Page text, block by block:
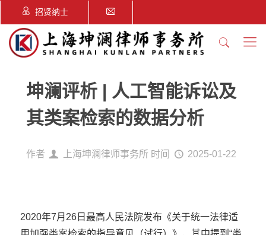
招贤纳士
坤澜评析 | 人工智能诉讼及
其类案检索的数据分析
作者 上海坤澜律师事务所 时间 2025-01-22
2020年7月26日最高人民法院发布《关于统一法律适